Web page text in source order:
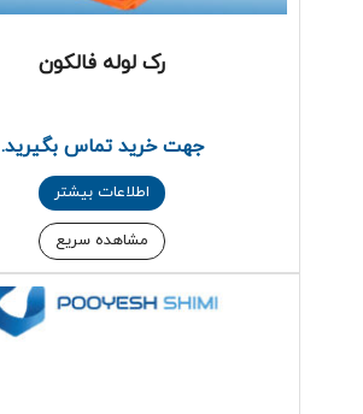
رک لوله فالکون
جهت خرید تماس بگیرید.
اطلاعات بیشتر
مشاهده سریع